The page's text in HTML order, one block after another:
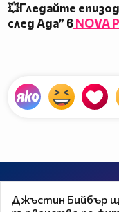
💥Гледайте
след Ада” вNOVA
Джъстин Бийбър